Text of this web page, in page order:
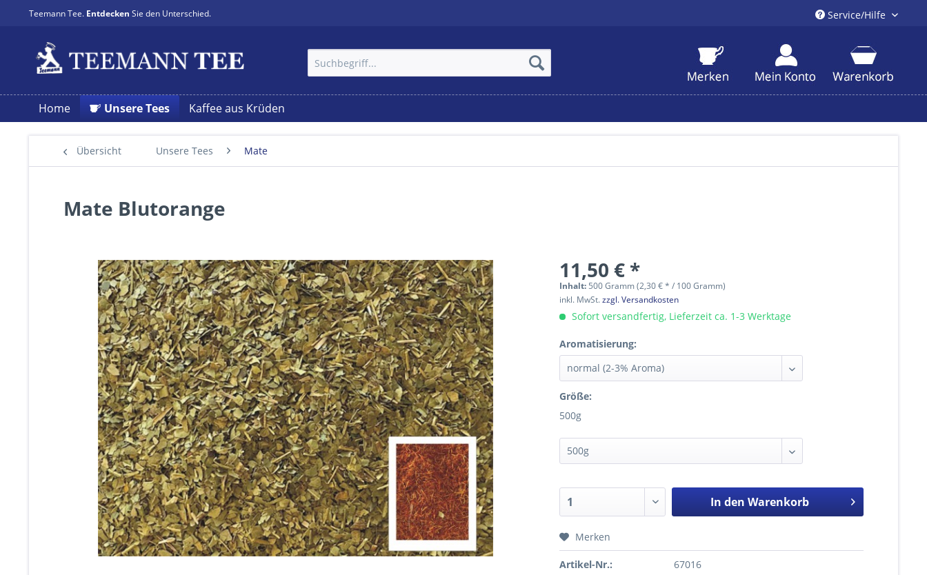
Teemann Tee. Entdecken Sie den Unterschied. Service/Hilfe
Home Unsere Tees Kaffee aus Krüden
Übersicht Unsere Tees Mate
Mate Blutorange
11,50 € *
Inhalt: 500 Gramm (2,30 € * / 100 Gramm)
inkl. MwSt.zzgl. Versandkosten
Sofort versandfertig, Lieferzeit ca. 1-3 Werktage
Aromatisierung:
Größe:
500g
In den Warenkorb
Merken
Artikel-Nr.: 67016